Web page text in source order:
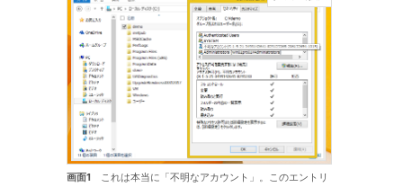
画面1 これは本当に「不明なアカウント」。このエントリ